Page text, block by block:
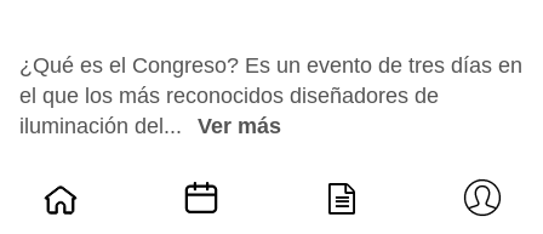
¿Qué es el Congreso? Es un evento de tres días en
el que los más reconocidos diseñadores de
iluminación del...
Ver más